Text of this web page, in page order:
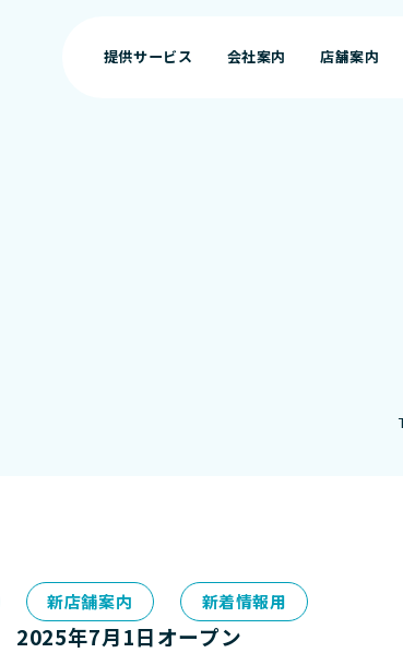
提供サービス
会社案内
店舗案内
新店舗案内 新着情報用
年7月1日オープン